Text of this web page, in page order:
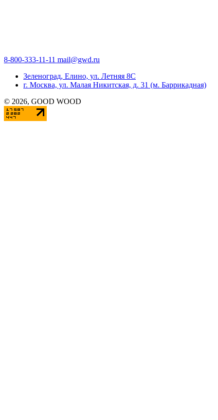
8-800-333-11-11 mail@gwd.ru
Зеленоград, Елино, ул. Летняя 8С
г. Москва, ул. Малая Никитская, д. 31 (м. Баррикадная)
© 2026, GOOD WOOD